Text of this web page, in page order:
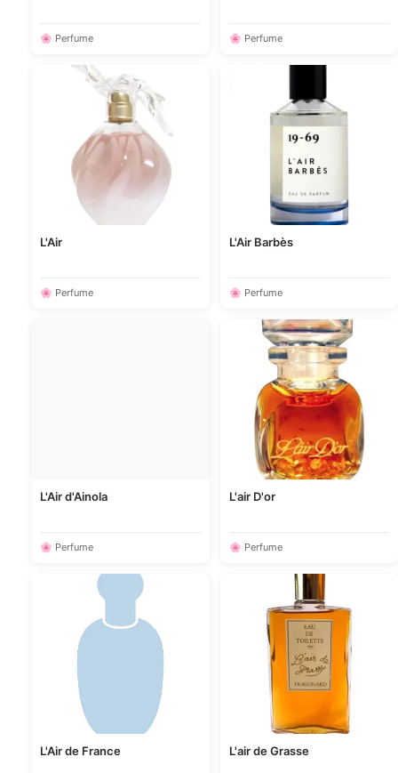
🌸 Perfume 🌸 Perfume
L'Air
🌸 Perfume
L'Air Barbès
🌸 Perfume
L'Air d'Ainola
🌸 Perfume
L'air D'or
🌸 Perfume
L'Air de France L'air de Grasse